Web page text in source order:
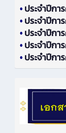
•ประจำปีกา
•ประจำปีกา
•ประจำปีกา
•ประจำปีกา
•ประจำปีกา